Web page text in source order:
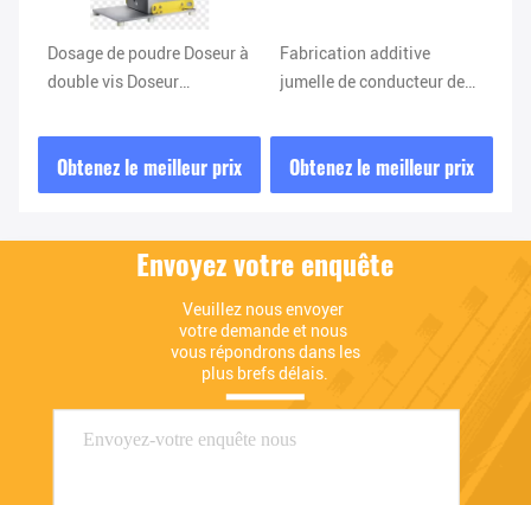
Dosage de poudre Doseur à
double vis Doseur
Obtenez le meilleur prix
Fabrication additive
jumelle de conducteur de
d'alimentation de poudre
haut efficace
Obtenez le meilleur prix
Envoyez votre enquête
Veuillez nous envoyer
votre demande et nous
vous répondrons dans les
plus brefs délais.